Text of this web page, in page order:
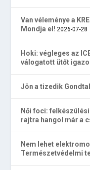
Van véleménye a
Mondja el! 2026-07-28
Hoki: végleges az
válogatott ütőt
Jön a tizedik
Női foci:
rajtra hangol már a
Nem lehet
Természetvédelmi